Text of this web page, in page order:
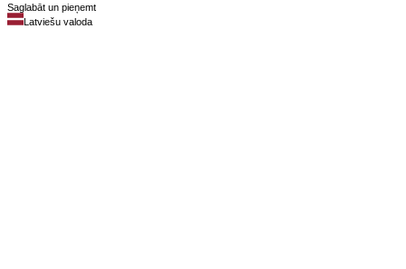
Saglabāt un pieņemt
Latviešu valoda